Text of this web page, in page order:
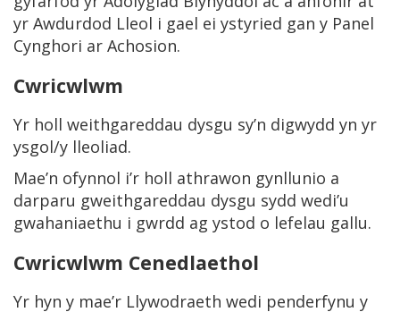
yr Awdurdod Lleol i gael ei ystyried gan y Panel
Cynghori ar Achosion.
Cwricwlwm
Yr holl weithgareddau dysgu sy’n digwydd yn yr
ysgol/y lleoliad.
Mae’n ofynnol i’r holl athrawon gynllunio a
darparu gweithgareddau dysgu sydd wedi’u
gwahaniaethu i gwrdd ag ystod o lefelau gallu.
Cwricwlwm Cenedlaethol
Yr hyn y mae’r Llywodraeth wedi penderfynu y